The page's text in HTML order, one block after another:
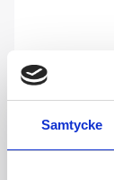
Samtycke